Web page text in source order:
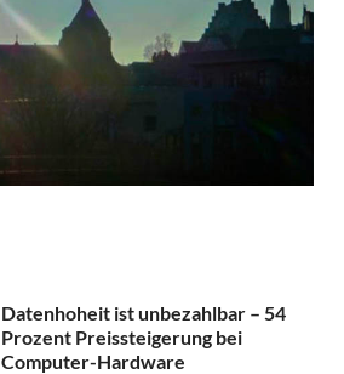
Datenhoheit ist unbezahlbar – 54
Prozent Preissteigerung bei
Computer-Hardware